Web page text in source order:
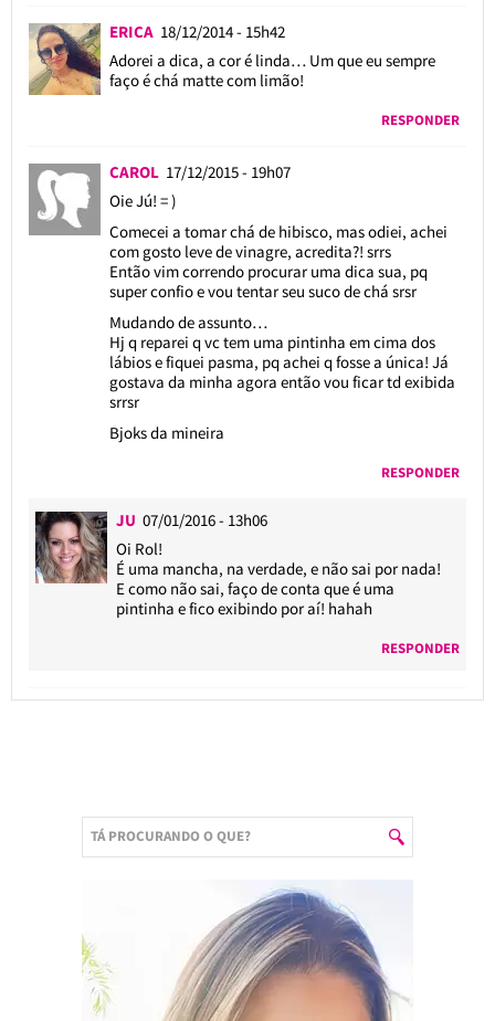
ERICA 18/12/2014 - 15h42
Adorei a dica, a cor é linda… Um que eu sempre
faço é chá matte com limão!
RESPONDER
CAROL 17/12/2015 - 19h07
Oie Jú! = )
Comecei a tomar chá de hibisco, mas odiei, achei
com gosto leve de vinagre, acredita?! srrs
Então vim correndo procurar uma dica sua, pq
super confio e vou tentar seu suco de chá srsr
Mudando de assunto…
Hj q reparei q vc tem uma pintinha em cima dos
lábios e fiquei pasma, pq achei q fosse a única! Já
gostava da minha agora então vou ficar td exibida
srrsr
Bjoks da mineira
RESPONDER
JU 07/01/2016 - 13h06
Oi Rol!
É uma mancha, na verdade, e não sai por nada!
E como não sai, faço de conta que é uma
pintinha e fico exibindo por aí! hahah
RESPONDER